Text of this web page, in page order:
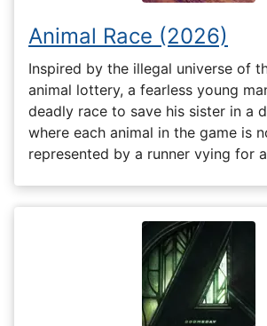
Animal Race (2026)
Inspired by the illegal universe of
animal lottery, a fearless young
deadly race to save his sister in a
where each animal in the game is
represented by a runner vying for